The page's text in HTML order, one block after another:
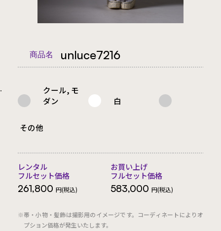
商品名 unluce7216
クール, モ
ダン
白
その他
レンタル
フルセット価格
261,800 円(税込)
お買い上げ
フルセット価格
583,000 円(税込)
※帯・小物・髪飾は撮影用のイメージです。コーディネートによりオ
プション価格が発生いたします。
.